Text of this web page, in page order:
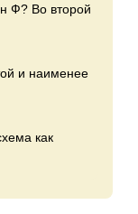
Ф? Во второй
и наименее
как